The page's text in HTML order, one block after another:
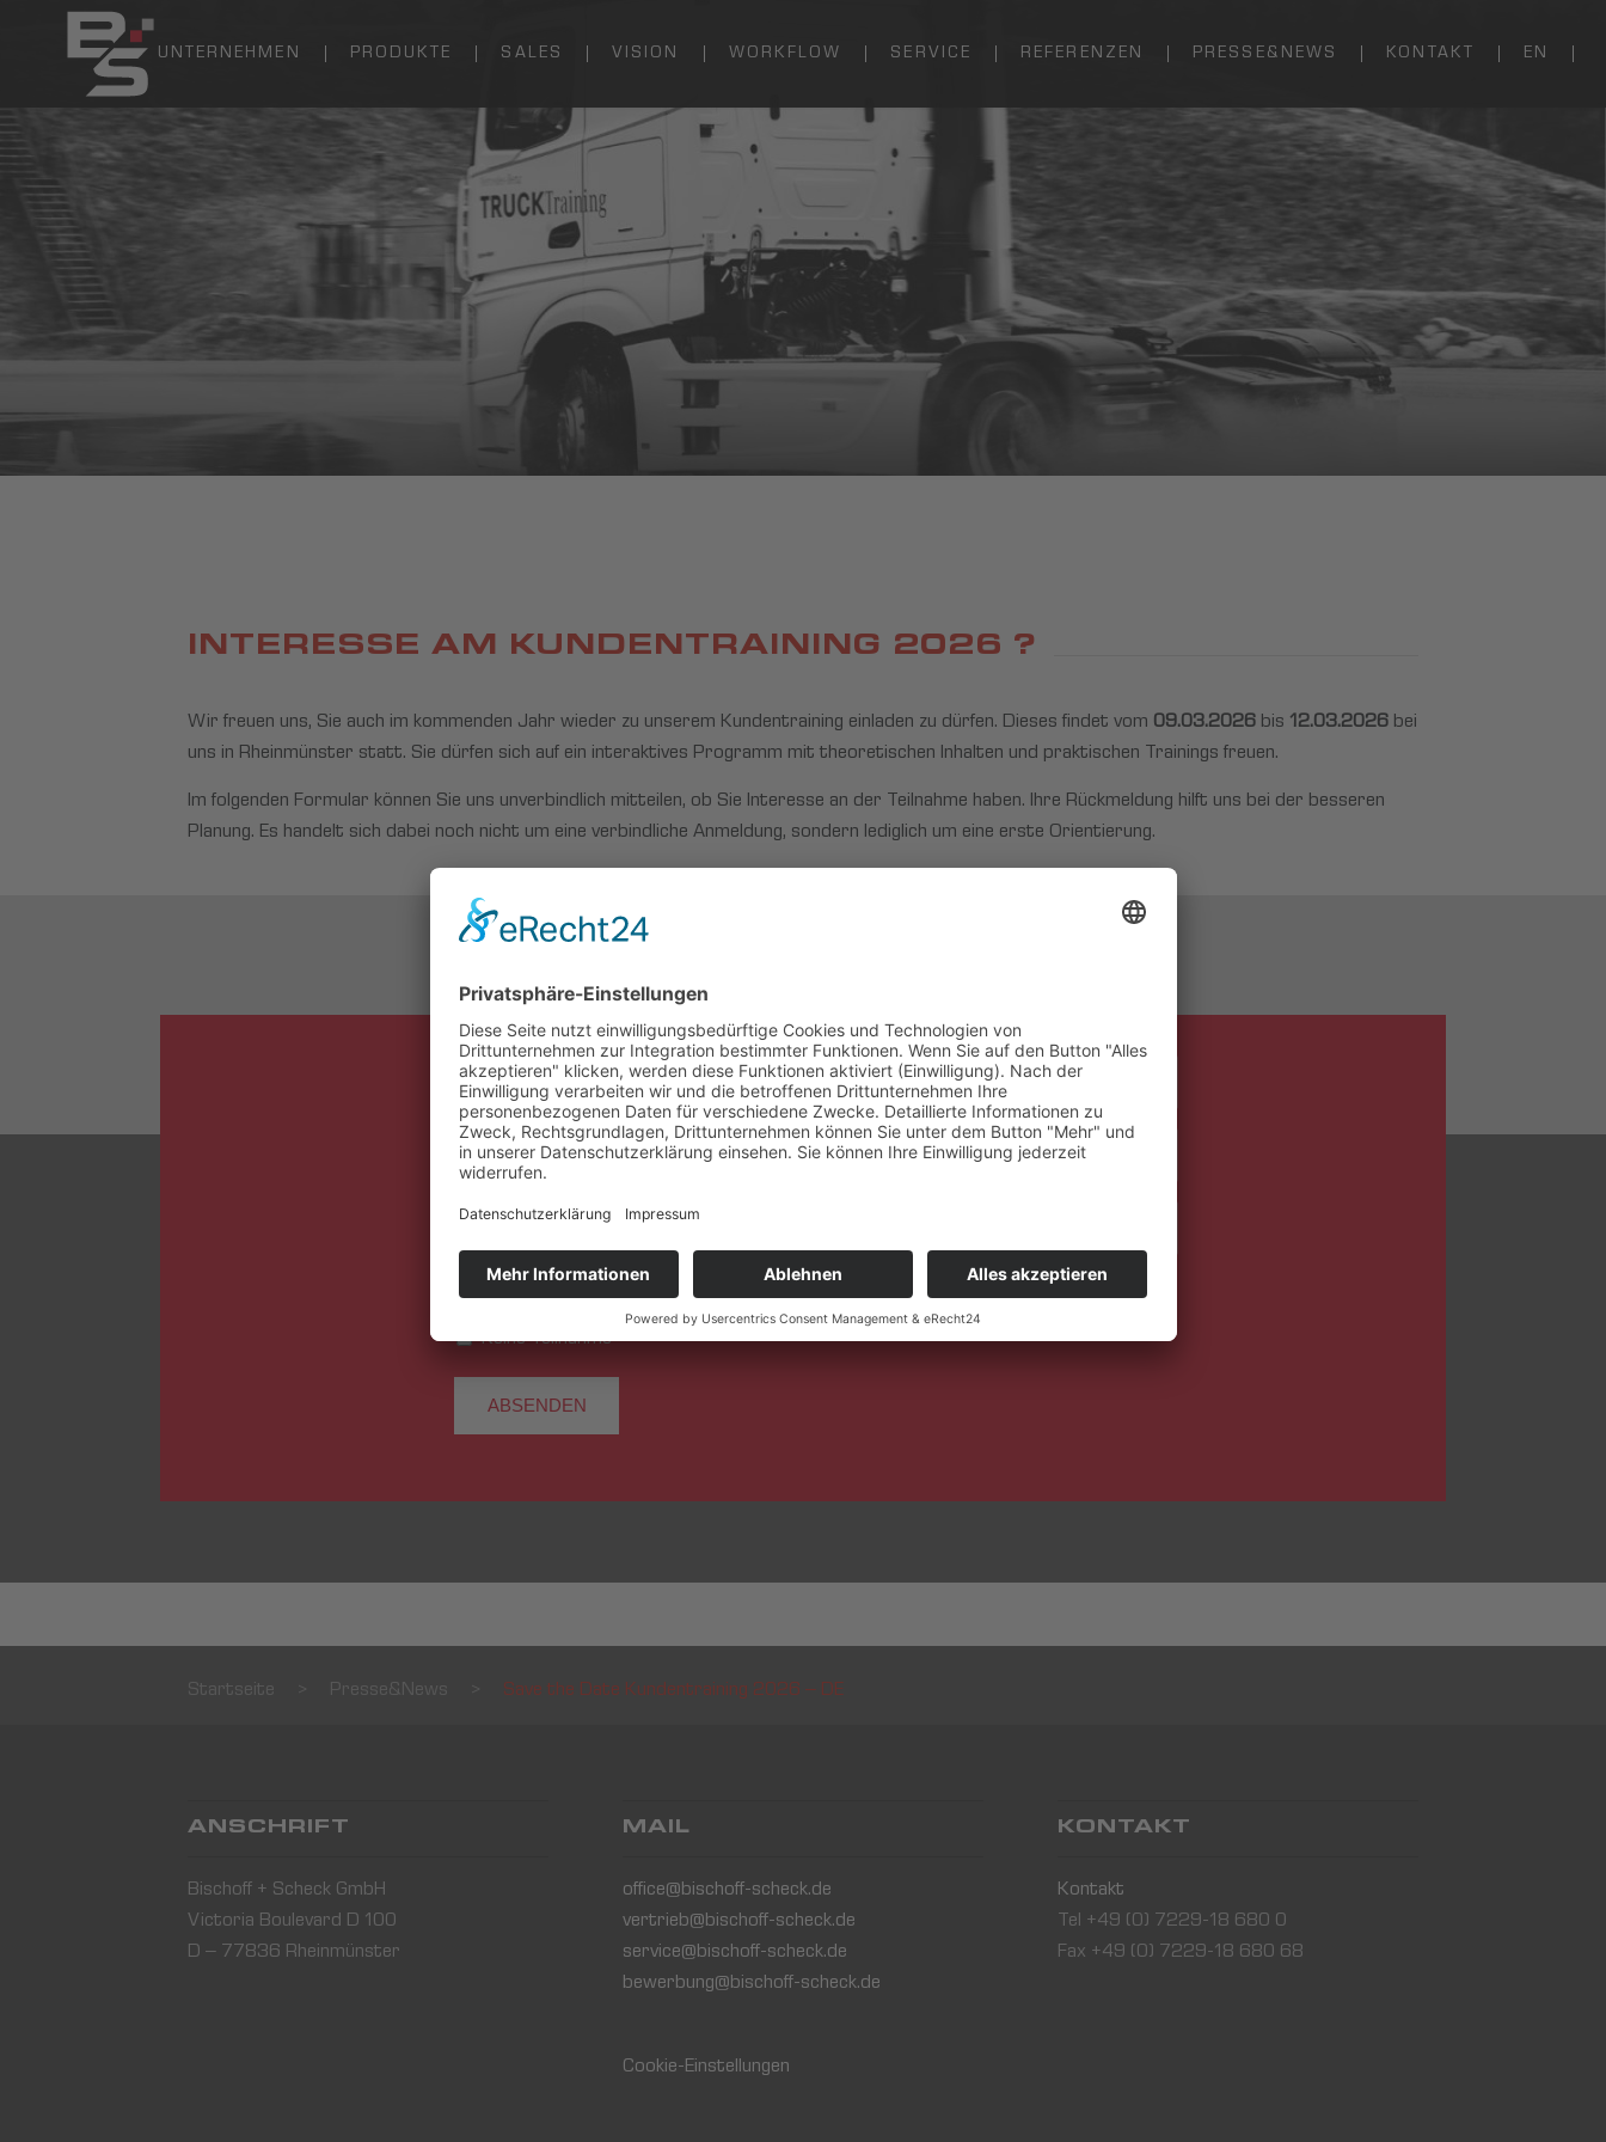
UNTERNEHMEN PRODUKTE SALES VISION WORKFLOW SERVICE REFERENZEN PRESSE&NEWS KONTAKT EN
INTERESSE AM KUNDENTRAINING 2026 ?
Wir freuen uns, Sie auch im kommenden Jahr wieder zu unserem Kundentraining einladen zu dürfen. Dieses findet vom 09.03.2026 bis 12.03.2026 bei
uns in Rheinmünster statt. Sie dürfen sich auf ein interaktives Programm mit theoretischen Inhalten und praktischen Trainings freuen.
Im folgenden Formular können Sie uns unverbindlich mitteilen, ob Sie Interesse an der Teilnahme haben. Ihre Rückmeldung hilft uns bei der besseren
Planung. Es handelt sich dabei noch nicht um eine verbindliche Anmeldung, sondern lediglich um eine erste Orientierung.
Keine Teilnahme
Startseite Presse&News Save the Date Kundentraining 2026 – DE
ANSCHRIFT
Bischoff + Scheck GmbH
Victoria Boulevard D 100
D – 77836 Rheinmünster
MAIL
office@bischoff-scheck.de
vertrieb@bischoff-scheck.de
service@bischoff-scheck.de
bewerbung@bischoff-scheck.de
Cookie-Einstellungen
KONTAKT
Kontakt
Tel +49 (0) 7229-18 680 0
Fax +49 (0) 7229-18 680 68